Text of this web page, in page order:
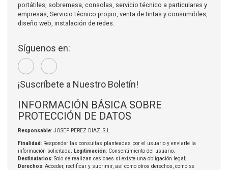
portátiles, sobremesa, consolas, servicio técnico a particulares y
empresas, Servicio técnico propio, venta de tintas y consumibles,
diseño web, instalación de redes.
Síguenos en:
¡Suscríbete a Nuestro Boletín!
INFORMACIÓN BÁSICA SOBRE
PROTECCIÓN DE DATOS
Responsable: JOSEP PEREZ DIAZ, S.L.
Finalidad: Responder las consultas planteadas por el usuario y enviarle la
información solicitada; Legitimación: Consentimiento del usuario;
Destinatarios: Solo se realizan cesiones si existe una obligación legal;
Derechos: Acceder, rectificar y suprimir, así como otros derechos, como se